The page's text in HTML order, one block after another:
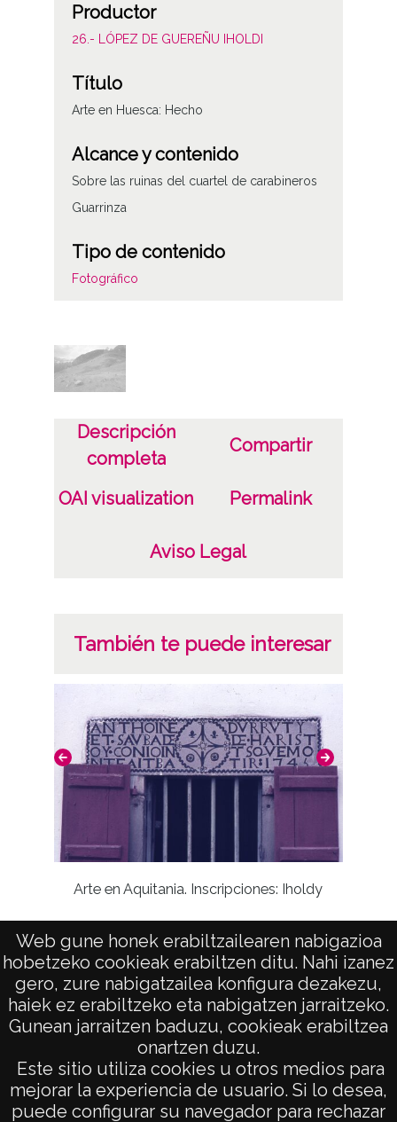
Web gune honek erabiltzailearen nabigazioa
hobetzeko cookieak erabiltzen ditu. Nahi izanez
gero, zure nabigatzailea konfigura dezakezu,
haiek ez erabiltzeko eta nabigatzen jarraitzeko.
Gunean jarraitzen baduzu, cookieak erabiltzea
onartzen duzu.
Este sitio utiliza cookies u otros medios para
mejorar la experiencia de usuario. Si lo desea,
puede configurar su navegador para rechazar
Productor
26.- LÓPEZ DE GUEREÑU IHOLDI
Título
Arte en Huesca: Hecho
Alcance y contenido
Sobre las ruinas del cuartel de carabineros
Guarrinza
Tipo de contenido
Fotográfico
Plástico
Fecha
Licencia de las imágenes
CC BY-NC-SA 4.0
Descripción
completa
Compartir
OAI visualization Permalink
Aviso Legal
También te puede interesar
Arte en Aquitania. Inscripciones: Iholdy
AVISO LEGAL
POLÍTICA DE PRIVACIDAD
ACCESIBILIDAD